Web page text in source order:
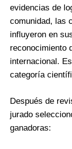
evidencias de
comunidad, las
influyeron en
reconocimiento
internacional.
categoría
Después de
jurado
ganadoras: